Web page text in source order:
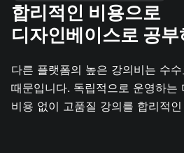
합리적인 비용으로
디자인베이스로 공부
다른 플랫폼의 높은 강의비는 수
때문입니다. 독립적으로 운영하는
비용 없이 고품질 강의를 합리적